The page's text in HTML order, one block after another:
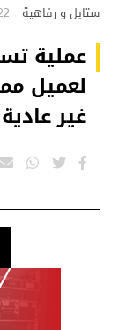
ستايل و رفاهية
عملية
لعميل
غير عادية